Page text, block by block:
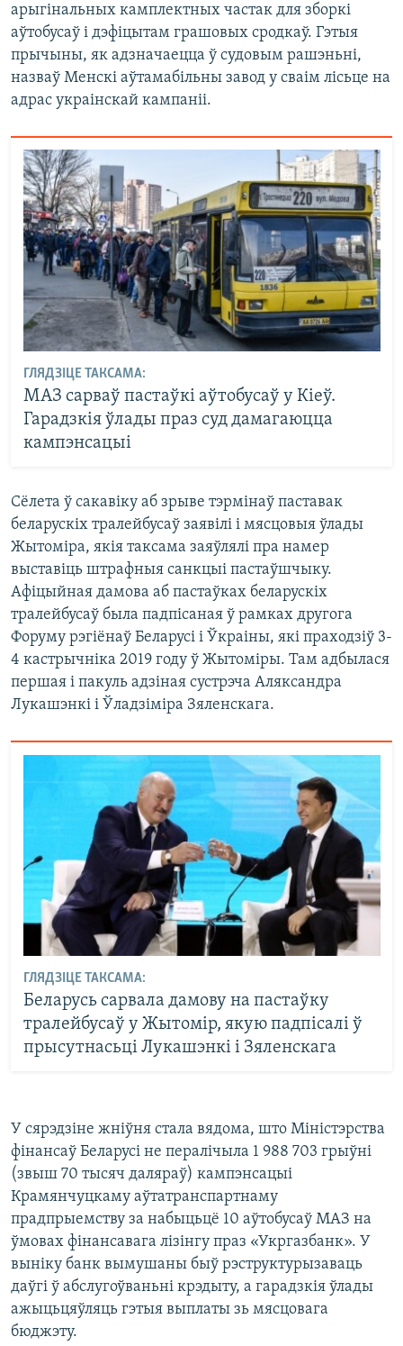
арыгінальных камплектных частак для зборкі
аўтобусаў і дэфіцытам грашовых сродкаў. Гэтыя
прычыны, як адзначаецца ў судовым рашэньні,
назваў Менскі аўтамабільны завод у сваім лісьце на
адрас украінскай кампаніі.
ГЛЯДЗІЦЕ ТАКСАМА:
МАЗ сарваў пастаўкі аўтобусаў у Кіеў.
Гарадзкія ўлады праз суд дамагаюцца
кампэнсацыі
Сёлета ў сакавіку аб зрыве тэрмінаў паставак
беларускіх тралейбусаў заявілі і мясцовыя ўлады
Жытоміра, якія таксама заяўлялі пра намер
выставіць штрафныя санкцыі пастаўшчыку.
Афіцыйная дамова аб пастаўках беларускіх
тралейбусаў была падпісаная ў рамках другога
Форуму рэгіёнаў Беларусі і Ўкраіны, які праходзіў 3-
4 кастрычніка 2019 году ў Жытоміры. Там адбылася
першая і пакуль адзіная сустрэча Аляксандра
Лукашэнкі і Ўладзіміра Зяленскага.
ГЛЯДЗІЦЕ ТАКСАМА:
Беларусь сарвала дамову на пастаўку
тралейбусаў у Жытомір, якую падпісалі ў
прысутнасьці Лукашэнкі і Зяленскага
У сярэдзіне жніўня стала вядома, што Міністэрства
фінансаў Беларусі не пералічыла 1 988 703 грыўні
(звыш 70 тысяч даляраў) кампэнсацыі
Крамянчуцкаму аўтатранспартнаму
прадпрыемству за набыцьцё 10 аўтобусаў МАЗ на
ўмовах фінансавага лізінгу праз «Укргазбанк». У
выніку банк вымушаны быў рэструктурызаваць
даўгі ў абслугоўваньні крэдыту, а гарадзкія ўлады
ажыцьцяўляць гэтыя выплаты зь мясцовага
бюджэту.